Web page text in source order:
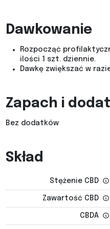
Dawkowanie
Rozpocząć
ilości 1 szt. dziennie.
Dawkę zwiększać w
Zapach i
Bez dodatków
Skład
Stężenie CBD
Zawartość CBD
CBDA